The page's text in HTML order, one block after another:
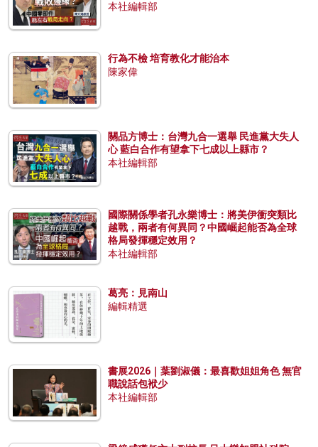
本社編輯部
行為不檢 培育教化才能治本
陳家偉
關品方博士：台灣九合一選舉 民進黨大失人
心 藍白合作有望拿下七成以上縣市？
本社編輯部
國際關係學者孔永樂博士：將美伊衝突類比
越戰，兩者有何異同？中國崛起能否為全球
格局發揮穩定效用？
本社編輯部
葛亮：見南山
編輯精選
書展2026｜葉劉淑儀：最喜歡姐姐角色 無官
職說話包袱少
本社編輯部